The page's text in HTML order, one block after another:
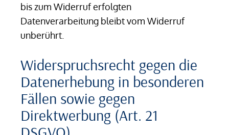
bis zum Widerruf erfolgten
Datenverarbeitung bleibt vom Widerruf
unberührt.
Widerspruchsrecht gegen die
Datenerhebung in besonderen
Fällen sowie gegen
Direktwerbung (Art. 21